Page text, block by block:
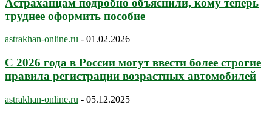
труднее оформить пособие
astrakhan-online.ru - 01.02.2026
С 2026 года в России могут ввести более строгие
правила регистрации возрастных автомобилей
astrakhan-online.ru - 05.12.2025